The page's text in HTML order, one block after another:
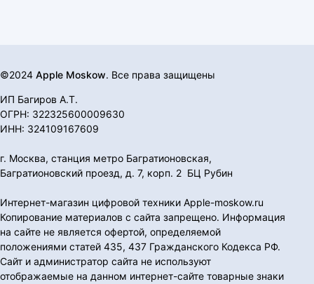
©2024 Apple Moskow. Все права защищены
ИП Багиров А.Т.
ОГРН: 322325600009630
ИНН: 324109167609
г. Москва, станция метро Багратионовская,
Багратионовский проезд, д. 7, корп. 2 БЦ Рубин
Интернет-магазин цифровой техники Apple-moskow.ru
Копирование материалов с сайта запрещено. Информация
на сайте не является офертой, определяемой
положениями статей 435, 437 Гражданского Кодекса РФ.
Сайт и администратор сайта не используют
отображаемые на данном интернет-сайте товарные знаки